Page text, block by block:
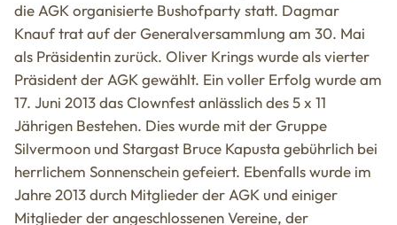
die AGK organisierte Bushofparty statt. Dagmar
Knauf trat auf der Generalversammlung am 30. Mai
als Präsidentin zurück. Oliver Krings wurde als vierter
Präsident der AGK gewählt. Ein voller Erfolg wurde am
17. Juni 2013 das Clownfest anlässlich des 5 x 11
Jährigen Bestehen. Dies wurde mit der Gruppe
Silvermoon und Stargast Bruce Kapusta gebührlich bei
herrlichem Sonnenschein gefeiert. Ebenfalls wurde im
Jahre 2013 durch Mitglieder der AGK und einiger
Mitglieder der angeschlossenen Vereine, der